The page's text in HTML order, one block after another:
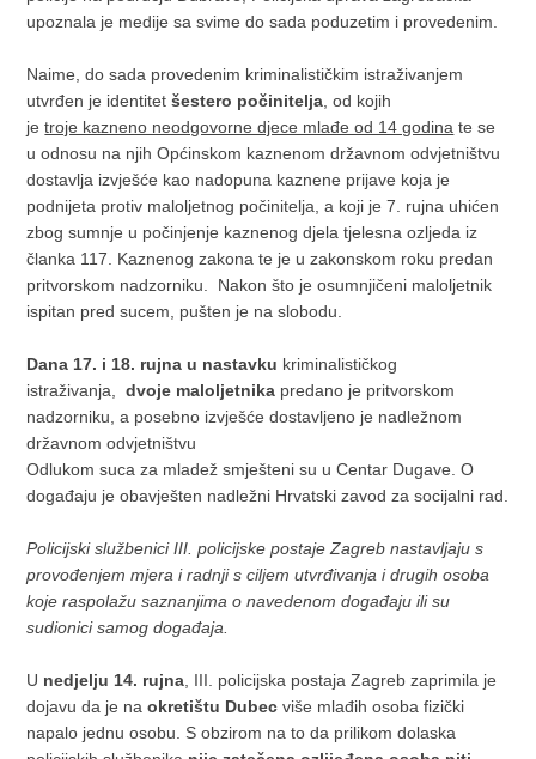
upoznala je medije sa svime do sada poduzetim i provedenim.
Naime, do sada provedenim kriminalističkim istraživanjem
utvrđen je identitetšestero počinitelja , od kojih
jetroje kazneno neodgovorne djece mlađe od 14 godina te se
u odnosu na njih Općinskom kaznenom državnom odvjetništvu
dostavlja izvješće kao nadopuna kaznene prijave koja je
podnijeta protiv maloljetnog počinitelja, a koji je 7. rujna uhićen
zbog sumnje u počinjenje kaznenog djela tjelesna ozljeda iz
članka 117. Kaznenog zakona te je u zakonskom roku predan
pritvorskom nadzorniku. Nakon što je osumnjičeni maloljetnik
ispitan pred sucem, pušten je na slobodu.
Dana 17. i 18. rujna u nastavku kriminalističkog
istraživanja,dvoje maloljetnika predano je pritvorskom
nadzorniku, a posebno izvješće dostavljeno je nadležnom
državnom odvjetništvu
Odlukom suca za mladež smješteni su u Centar Dugave. O
događaju je obavješten nadležni Hrvatski zavod za socijalni rad.
Policijski službenici III. policijske postaje Zagreb nastavljaju s
provođenjem mjera i radnji s ciljem utvrđivanja i drugih osoba
koje raspolažu saznanjima o navedenom događaju ili su
sudionici samog događaja.
U nedjelju 14. rujna , III. policijska postaja Zagreb zaprimila je
dojavu da je naokretištu Dubec više mlađih osoba fizički
napalo jednu osobu. S obzirom na to da prilikom dolaska